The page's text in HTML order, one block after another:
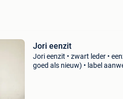
Jori eenzit
Jori eenzit • zwart leder •
goed als nieuw) • label